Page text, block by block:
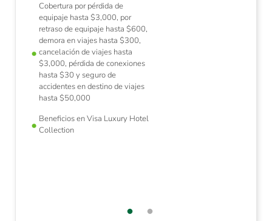
Cobertura por pérdida de
equipaje hasta $3,000, por
retraso de equipaje hasta $600,
demora en viajes hasta $300,
cancelación de viajes hasta
$3,000, pérdida de conexiones
hasta $30 y seguro de
accidentes en destino de viajes
hasta $50,000
Beneficios en Visa Luxury Hotel
Collection